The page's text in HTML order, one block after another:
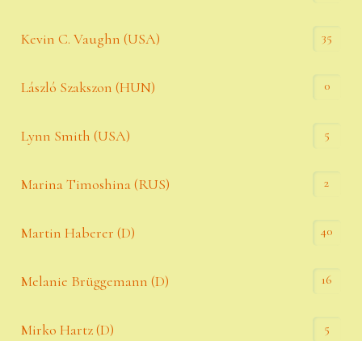
Kevin C. Vaughn (USA) 35
László Szakszon (HUN) 0
Lynn Smith (USA) 5
Marina Timoshina (RUS) 2
Martin Haberer (D) 40
Melanie Brüggemann (D) 16
Mirko Hartz (D) 5